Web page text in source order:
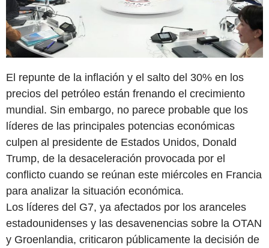
El repunte de la inflación y el salto del 30% en los
precios del petróleo están frenando el crecimiento
mundial. Sin embargo, no parece probable que los
líderes de las principales potencias económicas
culpen al presidente de Estados Unidos, Donald
Trump, de la desaceleración provocada por el
conflicto cuando se reúnan este miércoles en Francia
para analizar la situación económica.
Los líderes del G7, ya afectados por los aranceles
estadounidenses y las desavenencias sobre la OTAN
y Groenlandia, criticaron públicamente la decisión de